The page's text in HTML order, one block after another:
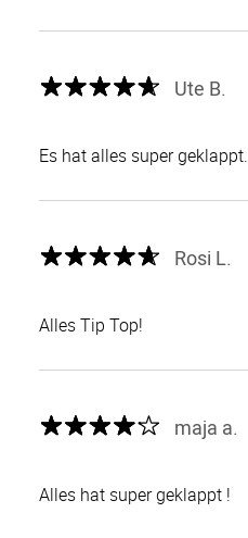
Ute B.
Es hat alles super geklappt.
Rosi L.
Alles Tip Top!
maja a.
Alles hat super geklappt !